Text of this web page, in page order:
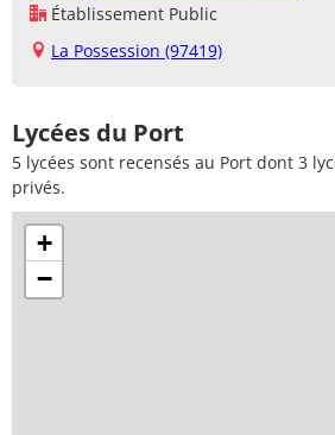
Établissement Public
La Possession (97419)
Lycées du Port
5 lycées sont recensés au Port dont 3
privés.
+
−